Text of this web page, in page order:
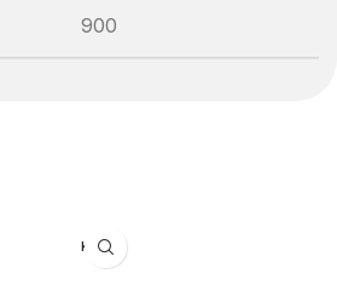
900
KRON